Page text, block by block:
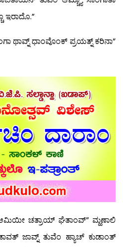
ಇರಾದೊ.”
ಥಾವ್ನ್ ಧಾಂವೊಂಕ್ ಪ್ರಯತ್ನ್ ಕರಿನಾ”
ಆಮಿಯೀ ಚತ್ರಾಯ್ ಘೆತಾಂವ್” ಮ್ಹಣಾಲಿ
ಜಾವ್ನ್ ತುವೆಂ ಹ್ಯಾಚ್ ಕುಡಾಂತ್